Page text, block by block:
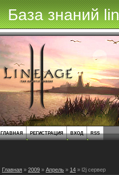
База знаний
ГЛАВНАЯ РЕГИСТРАЦИЯ ВХОД RSS
Главная » 2009 » Апрель » 14 » l2j сервер